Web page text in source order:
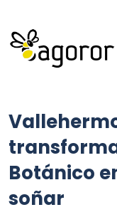
Botánico
soñar